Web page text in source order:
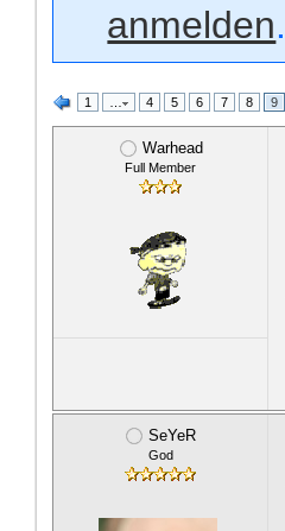
anmelden.
1 … 4 5 6 7 8 9
Warhead
Full Member
SeYeR
God